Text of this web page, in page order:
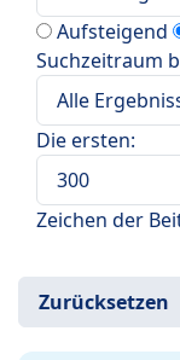
Aufsteigend
Suchzeitraum
Die ersten:
Zeichen der